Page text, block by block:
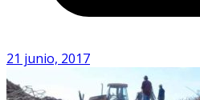
21 junio, 2017